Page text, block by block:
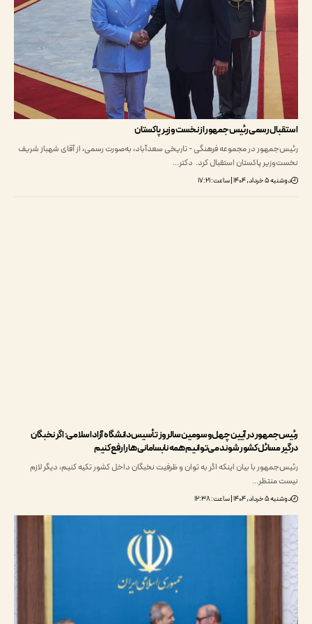
رسمی رئیس‌جمهور از نخست‌وزیر پاکستان
در مجموعه فرهنگی - تاریخی سعدآباد، به‌صورت رسمی، از آقای شهباز شریف
پاکستان استقبال کرد. دکتر…
در آیین چهل‌وسومین سالروز تأسیس دانشگاه آزاد اسلامی: اگر نخبگان
مسائل کشور شوند می‌توانیم همه نابسامانی‌ها را رفع کنیم
با بیان اینکه اگر به توان و ظرفیت نخبگان داخل کشور تکیه کنیم، دیگر لازم
منتظر…